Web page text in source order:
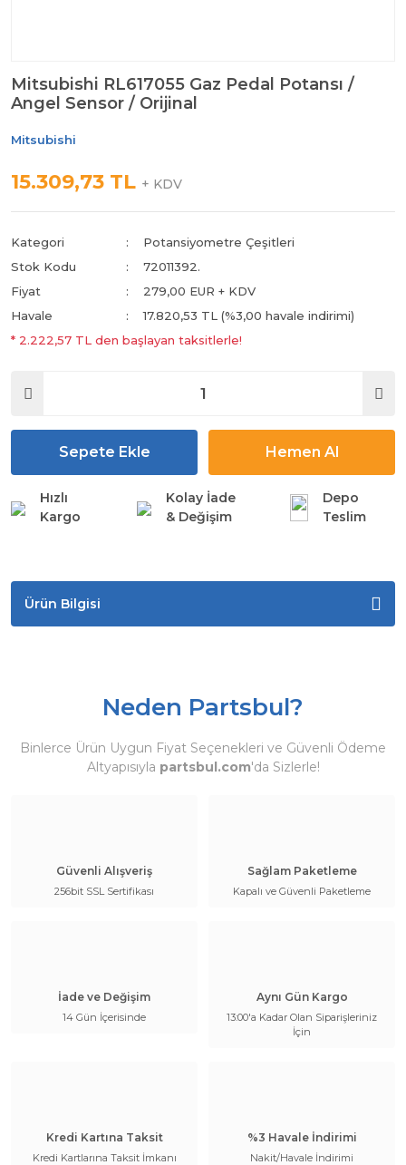
Mitsubishi RL617055 Gaz Pedal Potansı /
Angel Sensor / Orijinal
Mitsubishi
15.309,73 TL + KDV
Kategori
Potansiyometre Çeşitleri
Stok Kodu
72011392.
Fiyat
279,00 EUR + KDV
Havale
17.820,53 TL (%3,00 havale indirimi)
* 2.222,57 TL den başlayan taksitlerle!
Sepete Ekle Hemen Al
Hızlı
Kargo
Kolay İade
& Değişim
Depo
Teslim
Ürün Bilgisi
Neden Partsbul?
Binlerce Ürün Uygun Fiyat Seçenekleri ve Güvenli Ödeme
Altyapısıyla partsbul.com'da Sizlerle!
Güvenli Alışveriş
256bit SSL Sertifikası
Sağlam Paketleme
Kapalı ve Güvenli Paketleme
İade ve Değişim
14 Gün İçerisinde
Aynı Gün Kargo
13:00'a Kadar Olan Siparişleriniz
İçin
Kredi Kartına Taksit
Kredi Kartlarına Taksit İmkanı
%3 Havale İndirimi
Nakit/Havale İndirimi